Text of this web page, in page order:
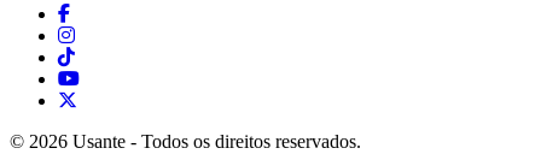
© 2026 Usante - Todos os direitos reservados.